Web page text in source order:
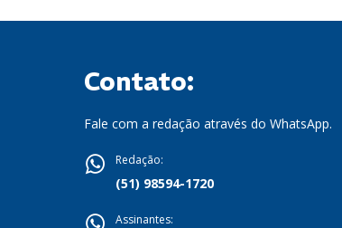
Contato:
Fale com a redação através do WhatsApp.
Redação:
(51) 98594-1720
Assinantes: